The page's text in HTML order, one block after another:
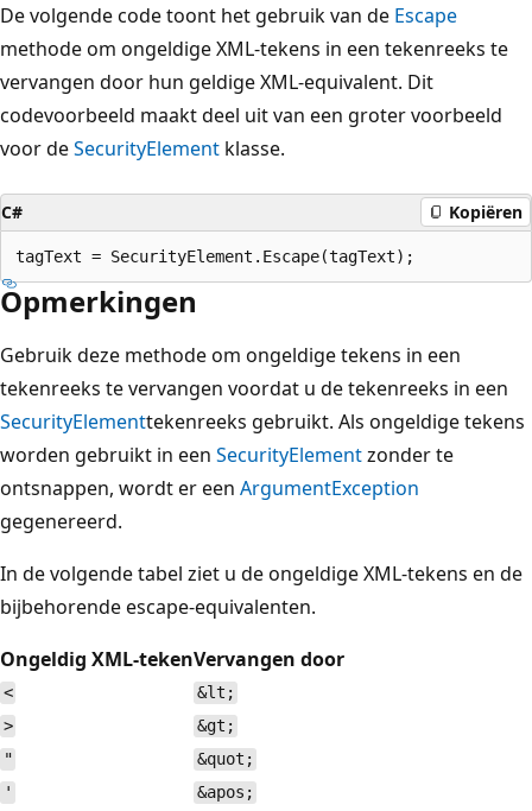
De volgende code toont het gebruik van de Escape
methode om ongeldige XML-tekens in een tekenreeks te
vervangen door hun geldige XML-equivalent. Dit
codevoorbeeld maakt deel uit van een groter voorbeeld
voor deSecurityElement klasse.
C# Kopiëren
Opmerkingen
Gebruik deze methode om ongeldige tekens in een
tekenreeks te vervangen voordat u de tekenreeks in een
SecurityElementtekenreeks gebruikt. Als ongeldige tekens
worden gebruikt in een SecurityElementzonder te
ontsnappen, wordt er een ArgumentException
gegenereerd.
In de volgende tabel ziet u de ongeldige XML-tekens en de
bijbehorende escape-equivalenten.
Ongeldig XML-tekenVervangen door
<
&lt;
>
&gt;
"
&quot;
'
&apos;